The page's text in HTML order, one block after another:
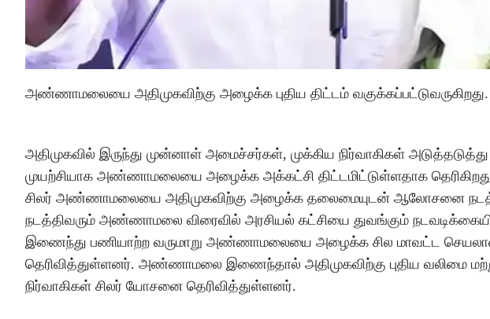
அண்ணாமலையை அதிமுகவிற்கு அழைக்க புதிய திட்டம் வகுக்கப்பட்டுவருகிறது.
அதிமுகவில் இருந்து முன்னாள் அமைச்சர்கள், முக்கிய நிர்வாகிகள்
முயற்சியாக அண்ணாமலையை அழைக்க அக்கட்சி திட்டமிட்டுள்ளதாக
சிலர் அண்ணாமலையை அதிமுகவிற்கு அழைக்க தலைமையுடன் ஆலோசனை
நடத்திவரும் அண்ணாமலை விரைவில் அரசியல் கட்சியை துவங்கும்
இணைந்து பணியாற்ற வருமாறு அண்ணாமலையை அழைக்க சில மாவட்ட
தெரிவித்துள்ளனர். அண்ணாமலை இணைந்தால் அதிமுகவிற்கு புதிய வலிமை
நிர்வாகிகள் சிலர் யோசனை தெரிவித்துள்ளனர்.